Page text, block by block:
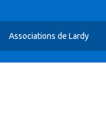
Associations de Lardy